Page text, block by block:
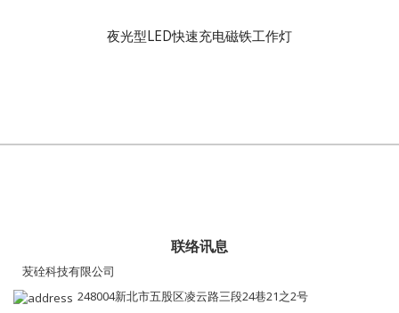
夜光型LED快速充电磁铁工作灯
联络讯息
苃硂科技有限公司
248004新北市五股区凌云路三段24巷21之2号